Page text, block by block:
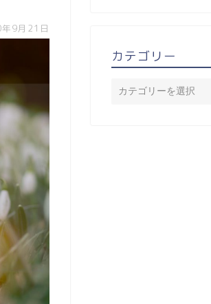
9月21日
カテゴリー